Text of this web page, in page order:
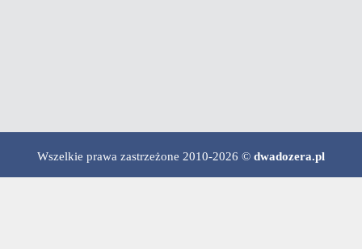
Wszelkie prawa zastrzeżone 2010-2026 © dwadozera.pl